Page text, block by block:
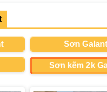
Sơn Galant
Sơn kẽm 2k